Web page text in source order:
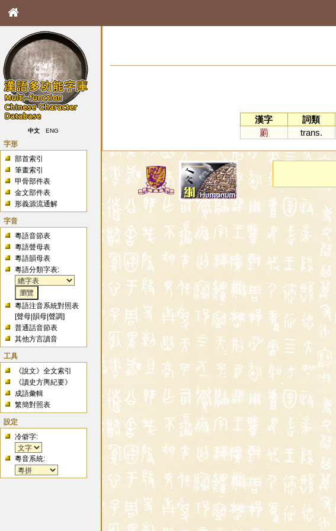
中文 ENG
字形
部首索引
筆畫索引
甲骨部件表
金文部件表
形義源流通解
字音
粵語音節表
粵語聲母表
粵語韻母表
粵語分類字表:
粵語注音系統對照表
[聲母 |韻母 |聲調]
普通話音節表
其他方言讀音
工具
《說文》全文索引
《讀史方輿紀要》
成語彙輯
繁簡對照表
設定
冷僻字:
粵音系統:
漢字
詞類
罽
trans.